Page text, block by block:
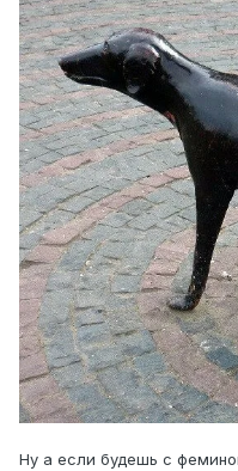
Ну а если будешь с